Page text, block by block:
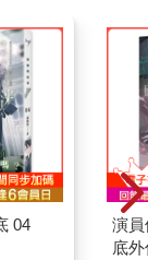
04
演
底